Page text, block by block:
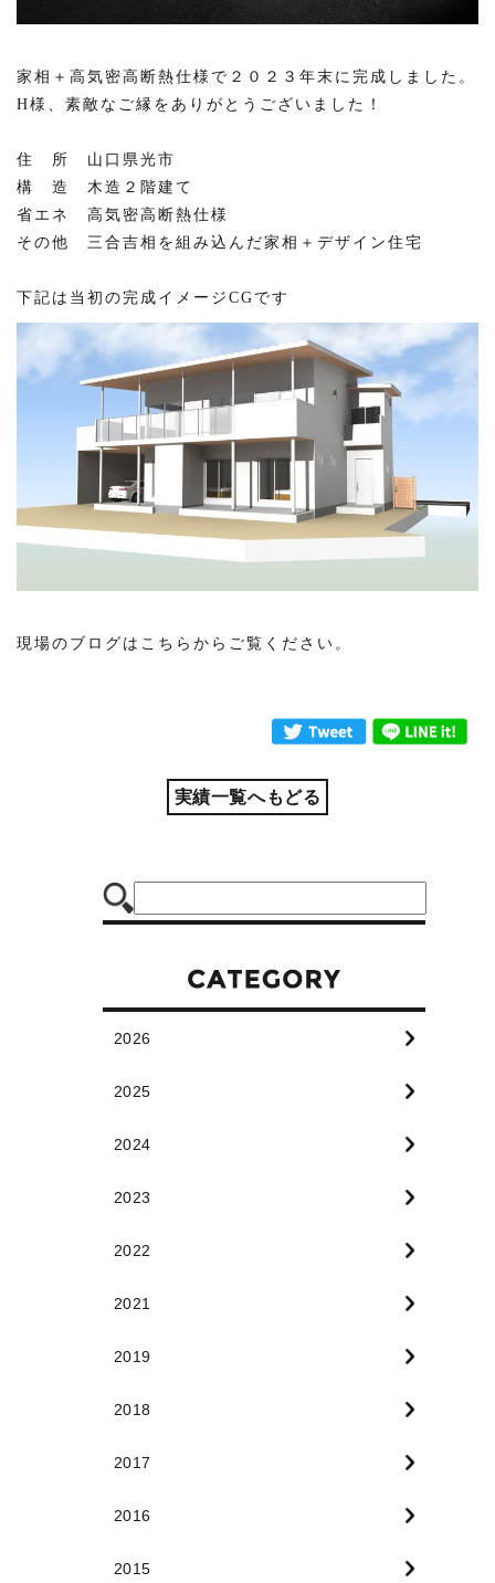
家相＋高気密高断熱仕様で２０２３年末に完成しました。
H様、素敵なご縁をありがとうございました！
住 所 山口県光市
構 造 木造２階建て
省エネ 高気密高断熱仕様
その他 三合吉相を組み込んだ家相＋デザイン住宅
下記は当初の完成イメージCGです
現場のブログはこちらからご覧ください。
実績一覧へもどる
2026
2025
2024
2023
2022
2021
2019
2018
2017
2016
2015